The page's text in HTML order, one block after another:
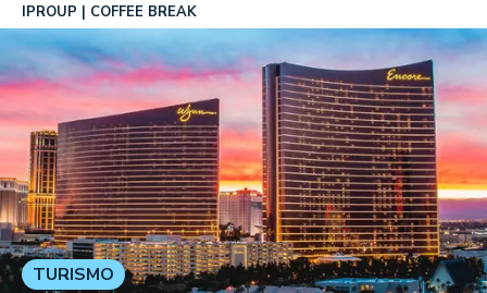
IPROUP COFFEE BREAK
TURISMO